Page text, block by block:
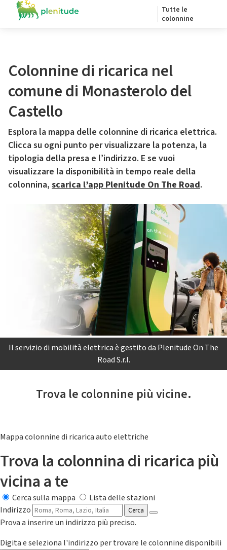
Tutte le
colonnine
Colonnine di ricarica nel
comune di Monasterolo del
Castello
Esplora la mappa delle colonnine di ricarica elettrica.
Clicca su ogni punto per visualizzare la potenza, la
tipologia della presa e l’indirizzo. E se vuoi
visualizzare la disponibilità in tempo reale della
colonnina, scarica l’app Plenitude On The Road.
Il servizio di mobilità elettrica è gestito da Plenitude On The
Road S.r.l.
Trova le colonnine più vicine.
Mappa colonnine di ricarica auto elettriche
Trova la colonnina di ricarica più
vicina a te
Cerca sulla mappa
Lista delle stazioni
Indirizzo
Cerca
Prova a inserire un indirizzo più preciso.
Digita e seleziona l'indirizzo per trovare le colonnine disponibili